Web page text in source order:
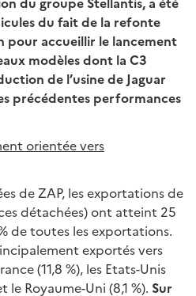
du fait de la refonte
pour accueillir le lancement
modèles dont la C3
de l’usine de Jaguar
précédentes performances
orientée vers
de ZAP, les exportations de
détachées) ont atteint 25
de toutes les exportations.
exportés vers
(11,8 %), les Etats-Unis
le Royaume-Uni (8,1 %). Sur